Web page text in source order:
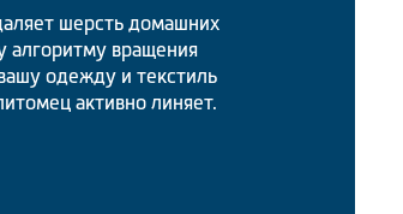
шерсть домашних
алгоритму вращения
одежду и текстиль
активно линяет.